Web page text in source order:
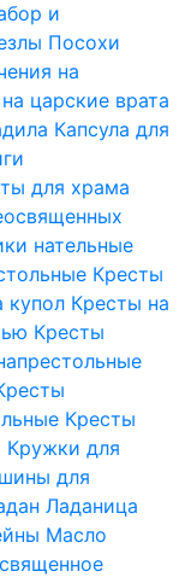
и
Посохи
на
царские врата
Капсула для
для храма
нательные
Кресты
купол Кресты на
Кресты
Кресты
Кружки для
для
Ладаница
Масло